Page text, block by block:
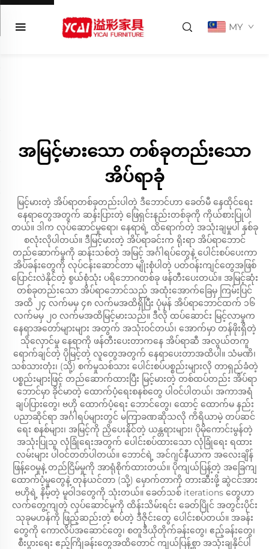
MY
အမြင့်မားသော တစ်ခုတည်းသော
အိပ်ရာခုံ
မြင့်မားတဲ့ အိပ်ရာတစ်ခုတည်းပါတဲ့ ဒီဘောင်ဟာ ခေတ်မီ နေထိုင်ရေး
နေရာတွေအတွက် ဆန်းပြားတဲ့ ဖြေရှင်းနည်းတစ်ခုကို ကိုယ်စားပြုပါ
တယ်။ ဒါက လုပ်ဆောင်မှုရော၊ နေရာရဲ့ ထိရောက်တဲ့ အသုံးချမှုပါ နှစ်ခု
စလုံးလိုပါတယ်။ ဒီမြင့်မားတဲ့ အိပ်ရာခင်းက ရိုးရာ အိပ်ရာဘောင်
တည်ဆောက်မှုကို ဆန်းသစ်တဲ့ အမြင့် အင်္ဂါရပ်တွေနဲ့ ပေါင်းစပ်ပေးကာ
အိပ်ခန်းတွေကို လုပ်ငန်းဆောင်တာ မျိုးစုံပါတဲ့ ပတ်ဝန်းကျင်တွေအဖြစ်
ပြောင်းလဲနိုင်တဲ့ စွယ်စုံသုံး ပရိဘောဂတစ်ခု ဖန်တီးပေးတယ်။ အမြင့်ဆုံး
တစ်ခုတည်းသော အိပ်ရာဘောင်သည် အထုံးအောက်ခြေမှ ကြမ်းပြင်
အထိ ၂၄ လက်မမှ ၄၈ လက်မအထိရှိပြီး ပုံမှန် အိပ်ရာဘောင်ထက် ၁၆
လက်မမှ ၂၀ လက်မအထိမြင့်မားသည်။ ဒီလို ထပ်ဆောင်း မြင့်လာမှုက
နေရာအတော်များများ အတွက် အသုံးဝင်တယ်၊ အောက်မှာ တန်ဖိုးရှိတဲ့
သိုလှောင်မှု နေရာကို ဖန်တီးပေးတာကနေ အိပ်ရာဆီ အလွယ်တကူ
ရောက်ချင်တဲ့ ပိုမြင့်တဲ့ လူတွေအတွက် နေရာပေးတာအထိပါ။ သံမဏိ၊
သစ်သားတုံး၊ (သို့) စက်မှုသစ်သား ပေါင်းစပ်ပစ္စည်းများလို တာရှည်ခံတဲ့
ပစ္စည်းများဖြင့် တည်ဆောက်ထားပြီး မြင့်မားတဲ့ တစ်ထပ်တည်း အိပ်ရာ
ဘောင်မှာ ခိုင်မာတဲ့ ထောက်ပံ့ရေးစနစ်တွေ ပါဝင်ပါတယ်၊ အကာအရံ
ချပ်ပြားတွေ၊ ဗဟို ထောက်ပံ့ရေး ဘောင်တွေ၊ ထောင့် ထောက်မ နည်း
ပညာဆိုင်ရာ အင်္ဂါရပ်များတွင် မကြာခဏဆိုသလို ကိရိယာမဲ့ တပ်ဆင်
ရေး စနစ်များ၊ အမြင့်ကို ညှိပေးနိုင်တဲ့ ယန္တရားများ၊ ပိုမိုကောင်းမွန်တဲ့
အသုံးပြုသူ လုံခြုံရေးအတွက် ပေါင်းစပ်ထားသော လုံခြုံရေး ရထား
လမ်းများ ပါဝင်တတ်ပါတယ်။ ဘောင်ရဲ့ အင်ဂျင်နီယာက အလေးချိန်
ဖြန့်ဝေမှုနဲ့ တည်ငြိမ်မှုကို အာရုံစိုက်ထားတယ်။ ပိုကျယ်ပြန့်တဲ့ အခြေကျ
ထောက်ပံ့မှုတွေနဲ့ တုန်ယင်တာ (သို့) မှောက်တာကို တားဆီးဖို့ ဆွဲငင်အား
ဗဟိုရဲ့ နိမ့်တဲ့ မူဝါဒတွေကို သုံးတယ်။ ခေတ်သစ် iterations တွေဟာ
လက်တွေ့ကျတဲ့ လုပ်ဆောင်မှုကို ထိန်းသိမ်းရင်း ခေတ်ပြိုင် အတွင်းပိုင်း
သုခုမဟန်ကို ဖြည့်ဆည်းတဲ့ စပ်တဲ့ ဒီဇိုင်းတွေ ပေါင်းစပ်တယ်။ အခန်း
တွေကို ကောလိပ်အဆောင်တွေ၊ စတူဒီယိုတိုက်ခန်းတွေ၊ ဧည့်ခန်းတွေ၊
စီးပွားရေး ဧည့်ကြိုခန်းတွေအထိတောင် ကျယ်ပြန့်စွာ အသုံးချနိုင်ပါ